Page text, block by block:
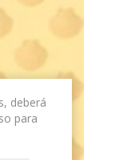
deberá
para